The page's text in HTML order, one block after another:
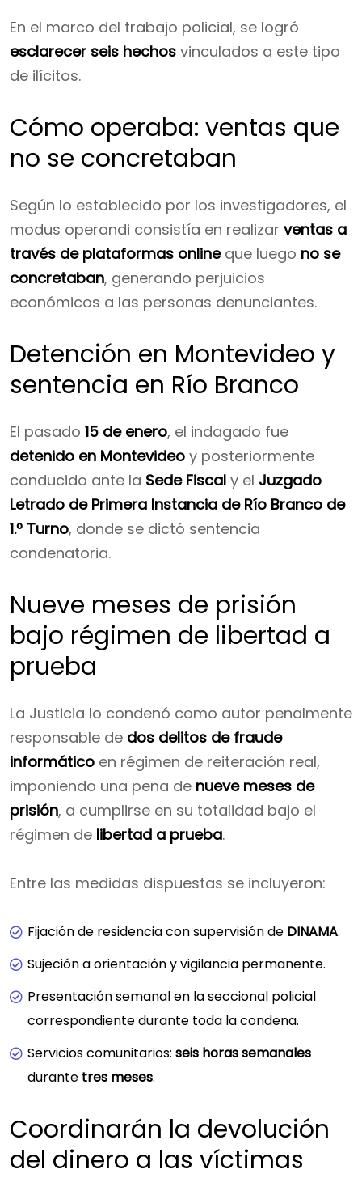
En el marco del trabajo policial, se logró
esclarecer seis hechos vinculados a este tipo
de ilícitos.
Cómo operaba: ventas que
no se concretaban
Según lo establecido por los investigadores, el
modus operandi consistía en realizar ventas a
través de plataformas onlineque luego no se
concretaban, generando perjuicios
económicos a las personas denunciantes.
Detención en Montevideo y
sentencia en Río Branco
El pasado 15 de enero, el indagado fue
detenido en Montevideo y posteriormente
conducido ante la Sede Fiscal y el Juzgado
Letrado de Primera Instancia de Río Branco de
1.º Turno, donde se dictó sentencia
condenatoria.
Nueve meses de prisión
bajo régimen de libertad a
prueba
La Justicia lo condenó como autor penalmente
responsable de dos delitos de fraude
informático en régimen de reiteración real,
imponiendo una pena de nueve meses de
prisión, a cumplirse en su totalidad bajo el
régimen de libertad a prueba.
Entre las medidas dispuestas se incluyeron:
Fijación de residencia con supervisión de DINAMA.
Sujeción a orientación y vigilancia permanente.
Presentación semanal en la seccional policial
correspondiente durante toda la condena.
Servicios comunitarios: seis horas semanales
durante tres meses.
Coordinarán la devolución
del dinero a las víctimas